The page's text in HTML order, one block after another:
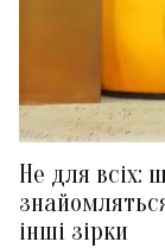
Не для всіх:
інші зірки